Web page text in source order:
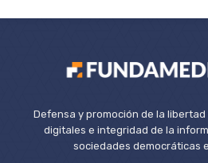
Defensa y promoción de la
digitales e integridad de la
sociedades democráticas